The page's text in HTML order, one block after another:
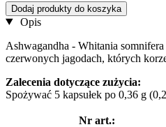
Dodaj produkty do koszyka
Opis
Ashwagandha - Whitania
czerwonych jagodach, których
Zalecenia dotyczące zużycia:
Spożywać 5 kapsułek po 0,36 g
Nr art.: